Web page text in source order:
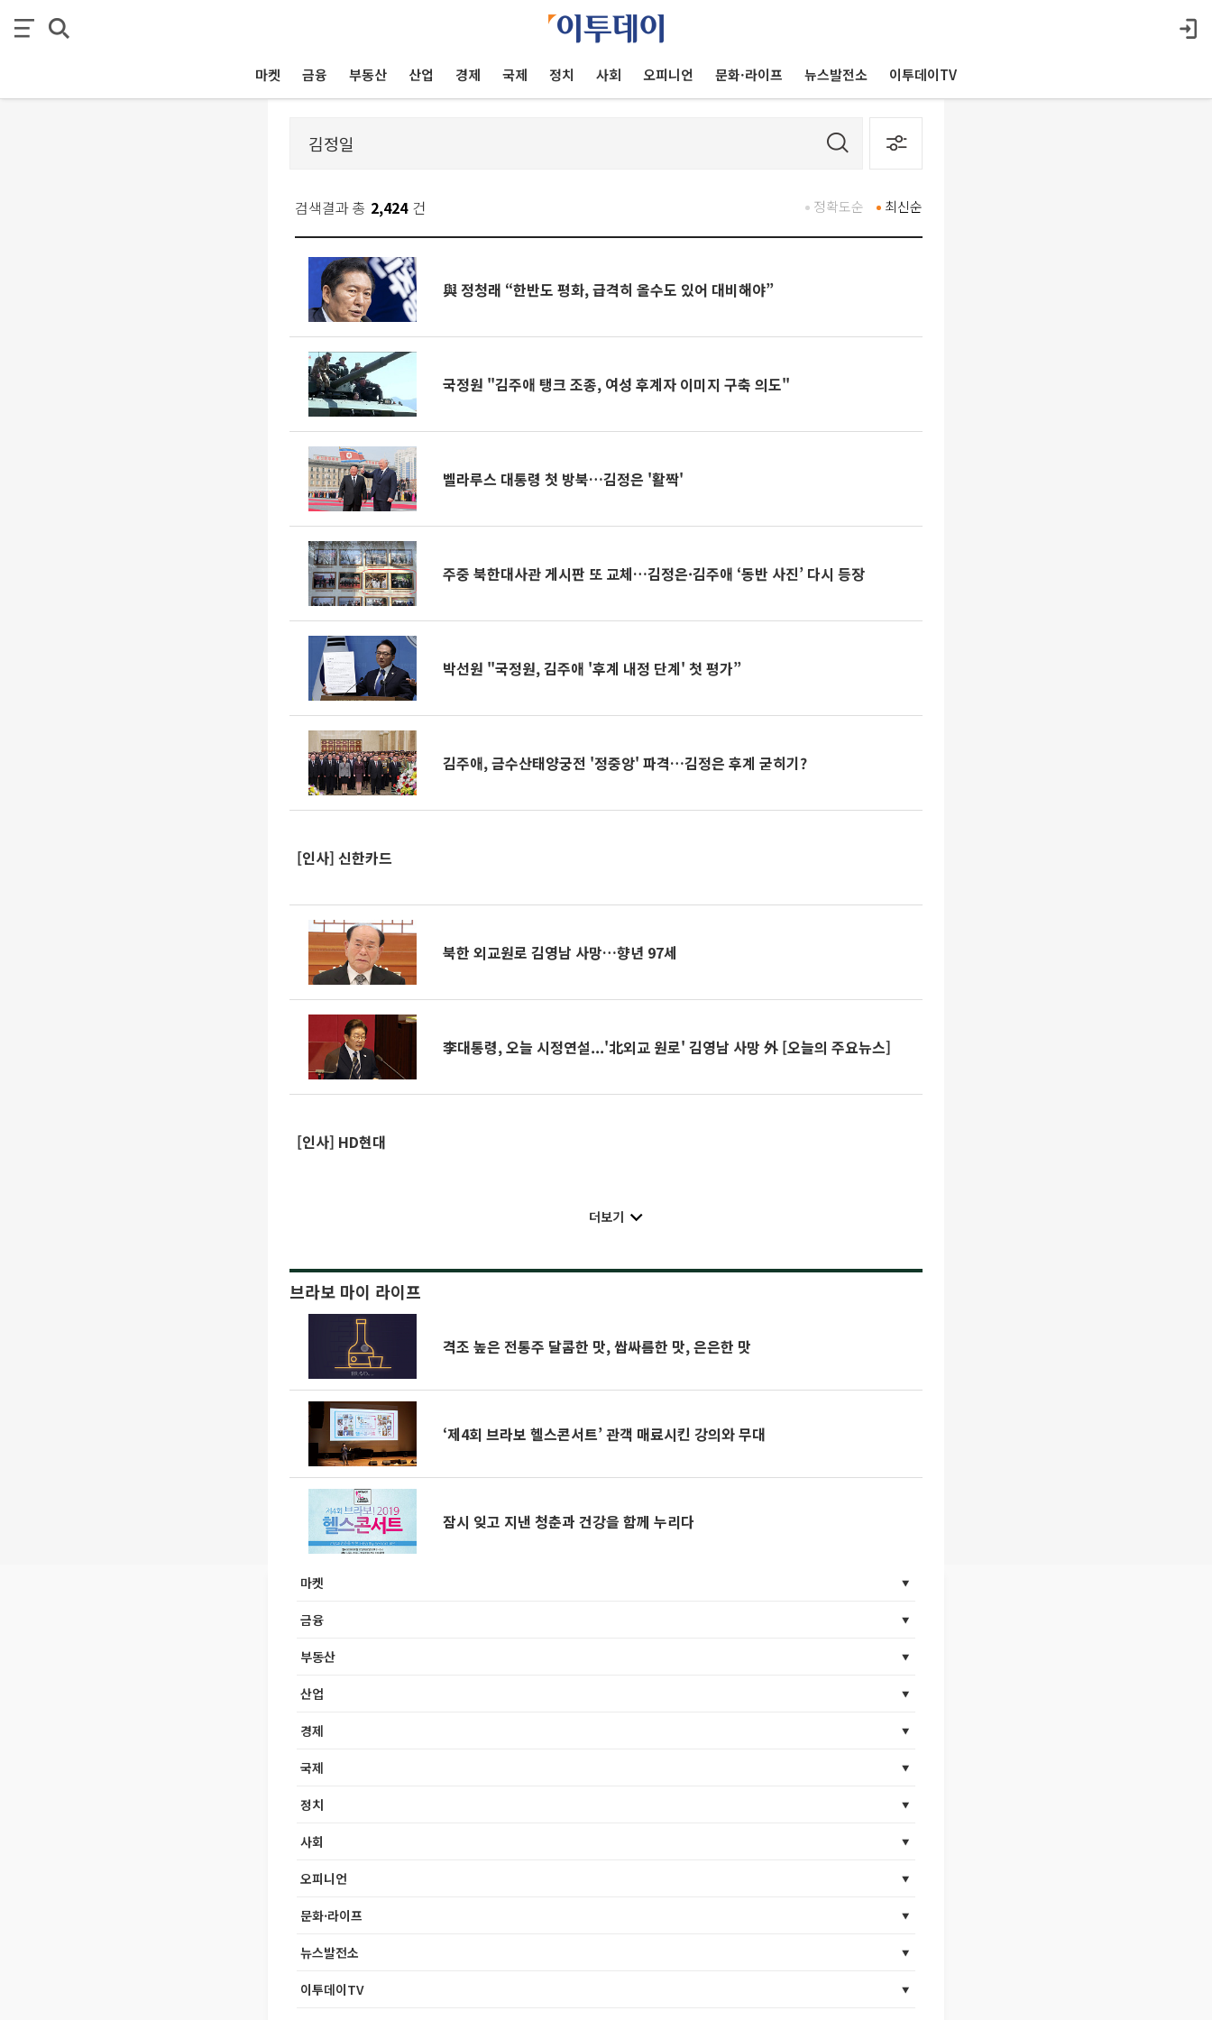
마켓 금융 부동산 산업 경제 국제 정치 사회 오피니언 문화·라이프 뉴스발전소 이투데이TV
검색결과 총 2,424 건 최신순
정확도순
與 정청래 “한반도 평화, 급격히 올수도 있어 대비해야”
국정원 "김주애 탱크 조종, 여성 후계자 이미지 구축 의도"
벨라루스 대통령 첫 방북…김정은 '활짝'
주중 북한대사관 게시판 또 교체…김정은·김주애 ‘동반 사진’ 다시 등장
박선원 "국정원, 김주애 '후계 내정 단계' 첫 평가”
김주애, 금수산태양궁전 '정중앙' 파격…김정은 후계 굳히기?
[인사] 신한카드
북한 외교원로 김영남 사망…향년 97세
李대통령, 오늘 시정연설...'北외교 원로' 김영남 사망 外 [오늘의 주요뉴스]
[인사] HD현대
더보기
브라보 마이 라이프
격조 높은 전통주 달콤한 맛, 쌉싸름한 맛, 은은한 맛
‘제4회 브라보 헬스콘서트’ 관객 매료시킨 강의와 무대
잠시 잊고 지낸 청춘과 건강을 함께 누리다
마켓
금융
부동산
산업
경제
국제
정치
사회
오피니언
문화·라이프
뉴스발전소
이투데이TV